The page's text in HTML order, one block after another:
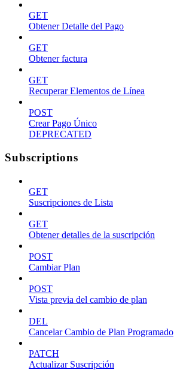
GET
Obtener Detalle del Pago
GET
Obtener factura
GET
Recuperar Elementos de Línea
POST
Crear Pago Único
DEPRECATED
Subscriptions
GET
Suscripciones de Lista
GET
Obtener detalles de la suscripción
POST
Cambiar Plan
POST
Vista previa del cambio de plan
DEL
Cancelar Cambio de Plan Programado
PATCH
Actualizar Suscripción